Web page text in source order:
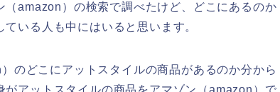
amazon）の検索で調べたけど、どこにあるのか
いる人も中にはいると思います。
のどこにアットスタイルの商品があるのか分から